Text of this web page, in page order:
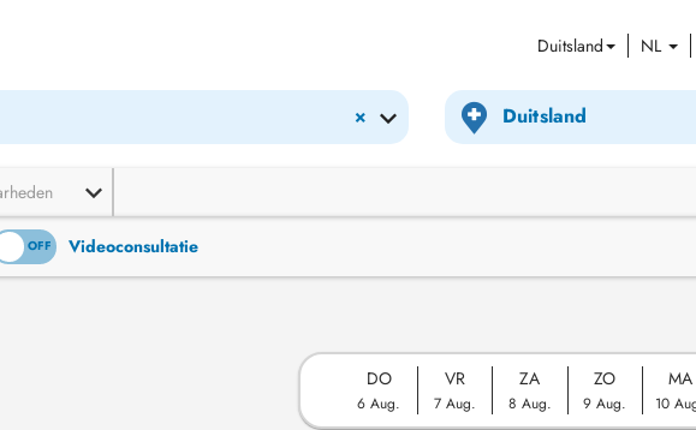
Duitsland NL
×
OFF Videoconsultatie
DO
6 Aug.
VR
7 Aug.
ZA
8 Aug.
ZO
9 Aug.
MA
10